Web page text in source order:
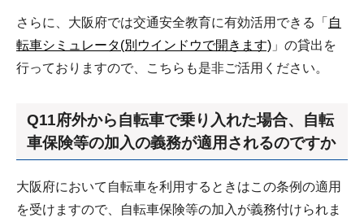
さらに、大阪府では交通安全教育に有効活用できる「 自
転車シミュレータ(別ウインドウで開きます) 」の貸出を
行っておりますので、こちらも是非ご活用ください。
Q11府外から自転車で乗り入れた場合、自転
車保険等の加入の義務が適用されるのですか
大阪府において自転車を利用するときはこの条例の適用
を受けますので、自転車保険等の加入が義務付けられま